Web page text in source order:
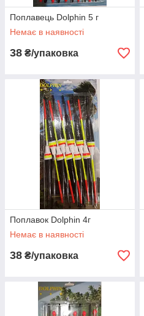
Поплавець Dolphin 5 г
Немає в наявності
38 ₴/упаковка
Поплавок Dolphin 4г
Немає в наявності
38 ₴/упаковка